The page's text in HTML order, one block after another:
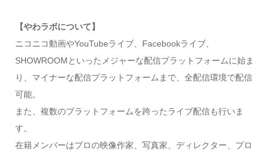
【やわラボについて】
ニコニコ動画やYouTubeライブ、Facebookライブ、
SHOWROOMといったメジャーな配信プラットフォームに始ま
り、マイナーな配信プラットフォームまで、全配信環境で配信
可能。
また、複数のプラットフォームを跨ったライブ配信も行いま
す。
在籍メンバーはプロの映像作家、写真家、ディレクター、プロ